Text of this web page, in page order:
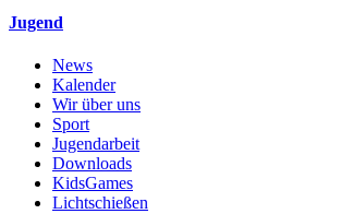
Jugend
News
Kalender
Wir über uns
Sport
Jugendarbeit
Downloads
KidsGames
Lichtschießen